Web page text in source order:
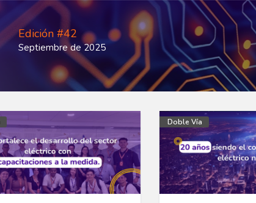
Edición #42
Septiembre de 2025
Doble Vía